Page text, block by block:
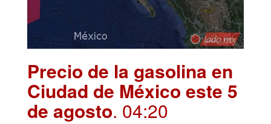
Precio de la gasolina en
Ciudad de México este 5
de agosto. 04:20